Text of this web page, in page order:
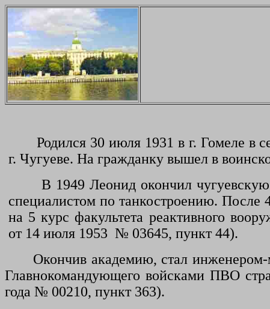
Родился 30 июля 1931 в г. Гомеле в
г. Чугуеве. На гражданку вышел в
В 1949 Леонид окончил
специалистом по танкостроению. После
на 5 курс факультета реактивного
от 14 июля 1953 № 03645, пункт 44).
Окончив академию, стал
Главнокомандующего войсками ПВО
года № 00210, пункт 363).